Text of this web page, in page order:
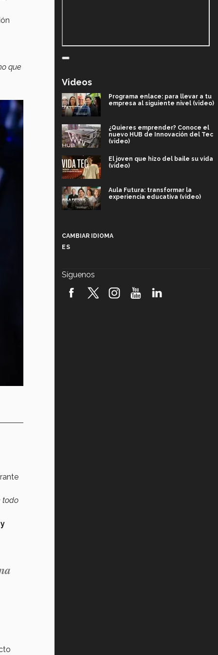
que
todo
Videos
Programa enlace: para llevar a tu
empresa al siguiente nivel (video)
¿Quieres emprender? Conoce el
nuevo HUB de Innovación del Tec
(video)
El joven que hizo del baile su vida
(video)
Aula Futura: transformar la
experiencia educativa (video)
robótica FIRST 2026! (video)
CAMBIAR IDIOMA
ES
Síguenos